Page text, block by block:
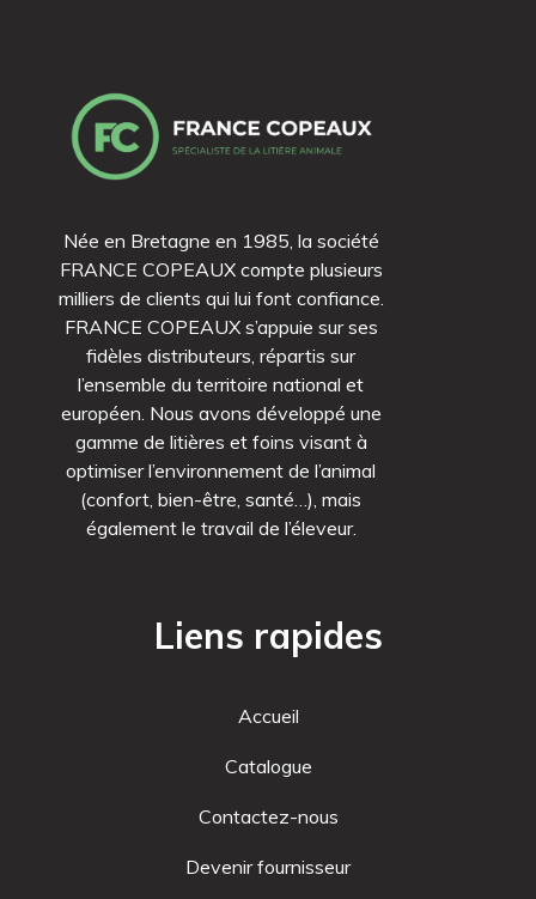
Née en Bretagne en 1985, la société
FRANCE COPEAUX compte plusieurs
milliers de clients qui lui font confiance.
FRANCE COPEAUX s’appuie sur ses
fidèles distributeurs, répartis sur
l’ensemble du territoire national et
européen. Nous avons développé une
gamme de litières et foins visant à
optimiser l’environnement de l’animal
(confort, bien-être, santé…), mais
également le travail de l’éleveur.
Liens rapides
Accueil
Catalogue
Contactez-nous
Devenir fournisseur